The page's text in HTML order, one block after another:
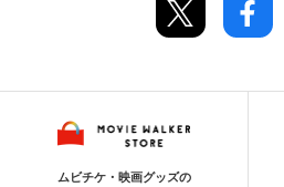
ムビチケ・映画グッズの